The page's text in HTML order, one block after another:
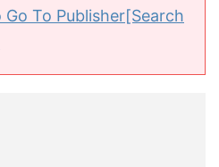
To Publisher[Search